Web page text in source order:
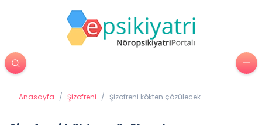
Anasayfa / Şizofreni / Şizofreni kökten çözülecek